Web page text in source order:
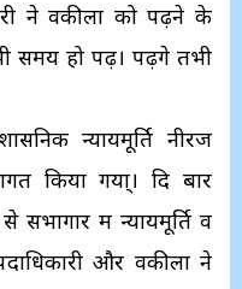
ने वकीलों को पढ़ने के
समय हो पढ़ें। पढ़ेंगे तभी
न्यायमूर्ति नीरज
किया गया्। दि बार
सभागार में न्यायमूर्ति व
और वकीलों ने